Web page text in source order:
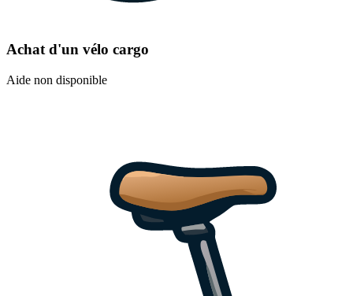
Achat d'un vélo cargo
Aide non disponible